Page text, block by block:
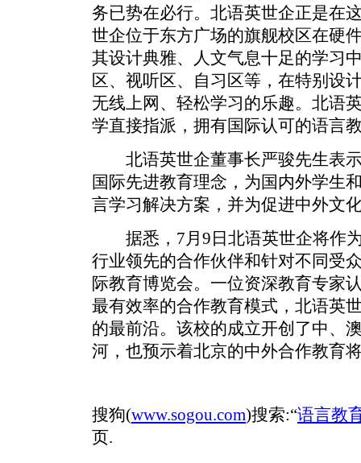
务已势在必行。北语英世企正是在
世企位于东方广场的旗舰校区在硬
其设计典雅、人文气息十足的学习
区、视听区、自习区等，在特别设
无线上网、轻松学习的乐趣。北语
学直接指派，拥有国际认可的语言
北语英世企董事长严骏先生表示
国际先进教育理念，为国内外学生
言学习解决方案，并为促进中外文
据悉，7月9日北语英世企将作为
行业领先的合作伙伴和针对不同受
际教育博览会。一位资深教育专家
最有效率的合作教育模式，北语英
的最前沿。该校的成立开创了中、
河，也预示着北京的中外合作教育
搜狗(www.sogou.com)搜索:“语言教
页.